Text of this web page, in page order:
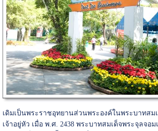
เดิมเป็นพระราชอุทยานส่วนพระองค์ในพระบาทสม
เจ้าอยู่หัว เมื่อ พ.ศ. 2438 พระบาทสมเด็จพระจุลจอม